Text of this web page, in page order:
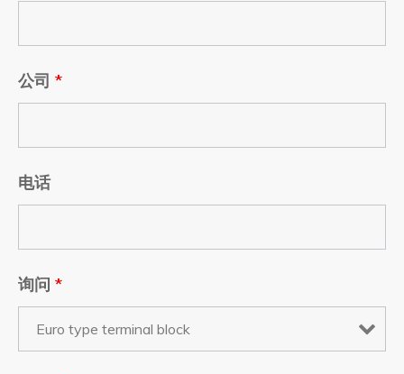
公司 *
电话
询问 *